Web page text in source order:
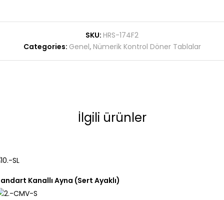
SKU: HRS-174F2
Categories: Genel, Nümerik Kontrol Döner Tablalar
İlgili ürünler
Kanallı Ayna (Sert Ayaklı)